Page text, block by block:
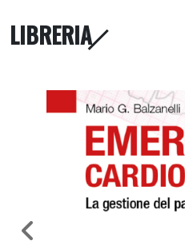
LIBRERIA